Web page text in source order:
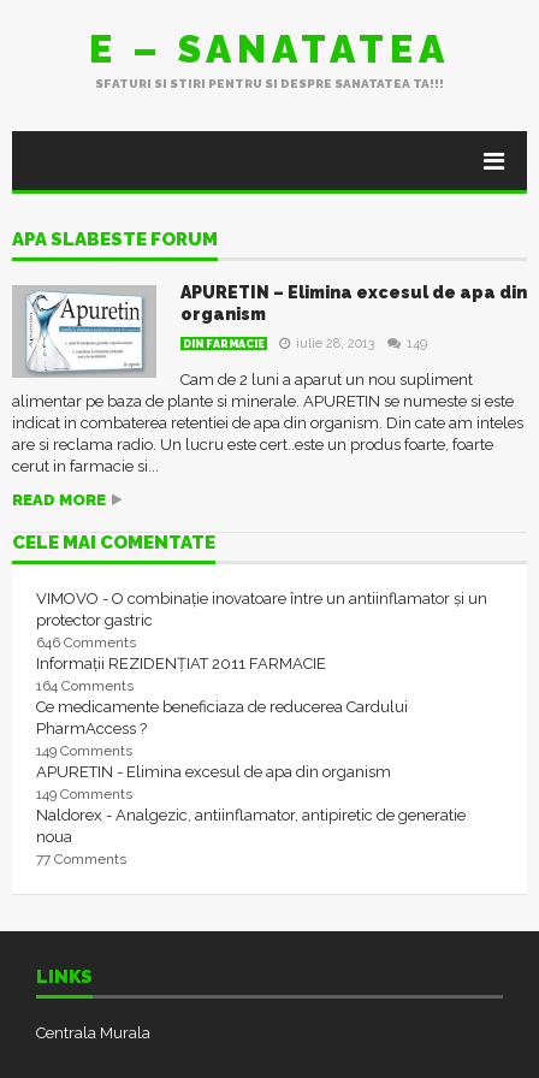
E – SANATATEA
SFATURI SI STIRI PENTRU SI DESPRE SANATATEA TA!!!
APA SLABESTE FORUM
APURETIN – Elimina excesul de apa din
organism
DIN FARMACIE iulie 28, 2013 149
Cam de 2 luni a aparut un nou supliment
alimentar pe baza de plante si minerale. APURETIN se numeste si este
indicat in combaterea retentiei de apa din organism. Din cate am inteles
are si reclama radio. Un lucru este cert..este un produs foarte, foarte
cerut in farmacie si...
READ MORE
CELE MAI COMENTATE
VIMOVO - O combinație inovatoare între un antiinflamator și un
protector gastric
646 Comments
Informații REZIDENȚIAT 2011 FARMACIE
164 Comments
Ce medicamente beneficiaza de reducerea Cardului
PharmAccess ?
149 Comments
APURETIN - Elimina excesul de apa din organism
149 Comments
Naldorex - Analgezic, antiinflamator, antipiretic de generatie
noua
77 Comments
LINKS
Centrala Murala